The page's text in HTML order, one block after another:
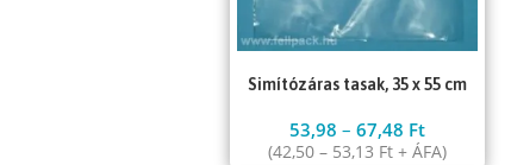
Simítózáras tasak, 35 x 55 cm
53,98–67,48 Ft
(42,50– 53,13 Ft + ÁFA)